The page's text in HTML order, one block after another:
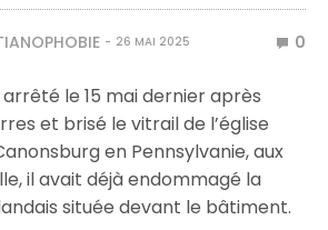
26 MAI 2025 0
le 15 mai dernier après
et brisé le vitrail de l’église
en Pennsylvanie, aux
il avait déjà endommagé la
située devant le bâtiment.